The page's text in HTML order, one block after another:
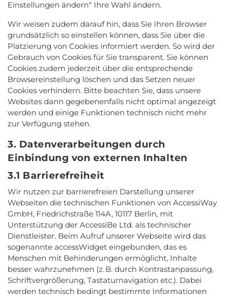
Einstellungen ändern“ Ihre Wahl ändern.
Wir weisen zudem darauf hin, dass Sie Ihren Browser
grundsätzlich so einstellen können, dass Sie über die
Platzierung von Cookies informiert werden. So wird der
Gebrauch von Cookies für Sie transparent. Sie können
Cookies zudem jederzeit über die entsprechende
Browsereinstellung löschen und das Setzen neuer
Cookies verhindern. Bitte beachten Sie, dass unsere
Websites dann gegebenenfalls nicht optimal angezeigt
werden und einige Funktionen technisch nicht mehr
zur Verfügung stehen.
3. Datenverarbeitungen durch
Einbindung von externen Inhalten
3.1 Barrierefreiheit
Wir nutzen zur barrierefreien Darstellung unserer
Webseiten die technischen Funktionen von AccessiWay
GmbH, Friedrichstraße 114A, 10117 Berlin, mit
Unterstützung der AccessiBe Ltd. als technischer
Dienstleister. Beim Aufruf unserer Webseite wird das
sogenannte accessWidget eingebunden, das es
Menschen mit Behinderungen ermöglicht, Inhalte
besser wahrzunehmen (z. B. durch Kontrastanpassung,
Schriftvergrößerung, Tastaturnavigation etc.). Dabei
werden technisch bedingt bestimmte Informationen